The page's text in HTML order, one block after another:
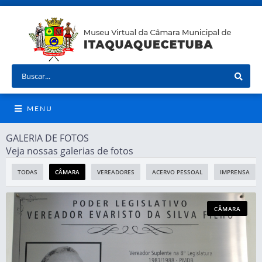
MENU
GALERIA DE FOTOS
Veja nossas galerias de fotos
TODAS CÂMARA VEREADORES ACERVO PESSOAL IMPRENSA
CÂMARA